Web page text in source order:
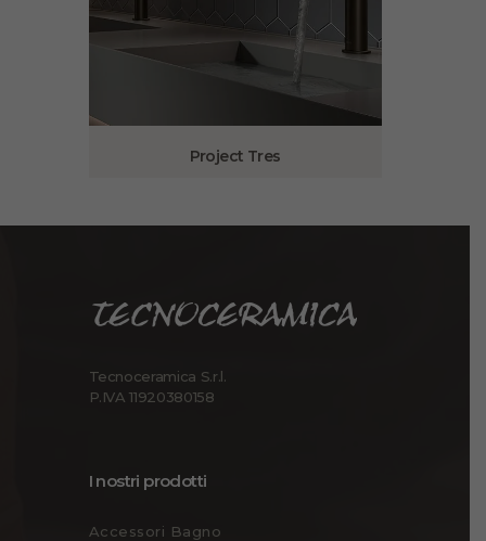
Project Tres
Tecnoceramica S.r.l.
P.IVA 11920380158
I nostri prodotti
Accessori Bagno